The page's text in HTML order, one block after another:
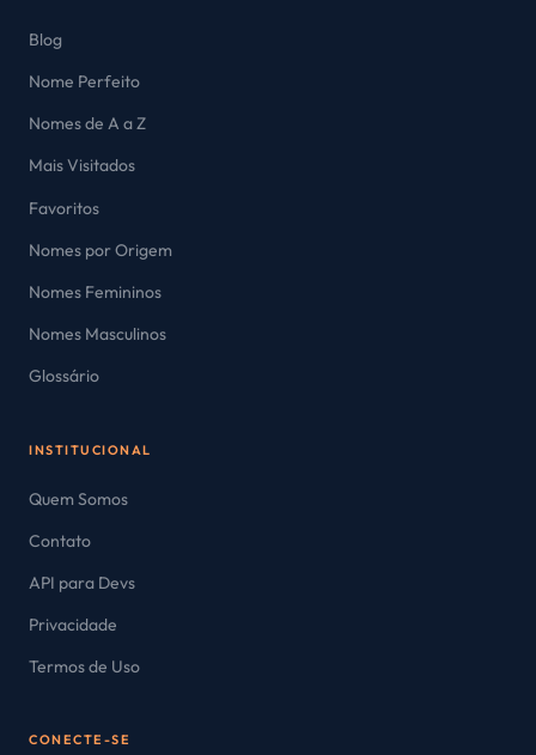
Blog
Nome Perfeito
Nomes de A a Z
Mais Visitados
Favoritos
Nomes por Origem
Nomes Femininos
Nomes Masculinos
Glossário
INSTITUCIONAL
Quem Somos
Contato
API para Devs
Privacidade
Termos de Uso
CONECTE-SE